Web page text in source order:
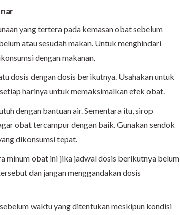
yang tertera pada kemasan obat sebelum
atau sesudah makan. Untuk menghindari
dengan makanan.
dosis dengan dosis berikutnya. Usahakan untuk
harinya untuk memaksimalkan efek obat.
dengan bantuan air. Sementara itu, sirop
obat tercampur dengan baik. Gunakan sendok
dikonsumsi tepat.
minum obat ini jika jadwal dosis berikutnya belum
dan jangan menggandakan dosis
waktu yang ditentukan meskipun kondisi